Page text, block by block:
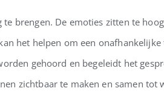
brengen. De emoties zitten te
het helpen om een
gehoord en begeleidt het
zichtbaar te maken en samen